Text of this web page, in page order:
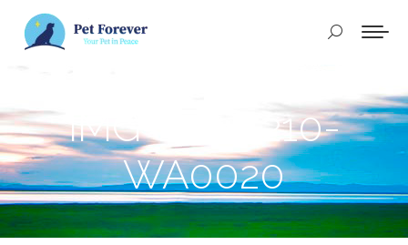
Buscar:
IMG-20241210-
WA0020